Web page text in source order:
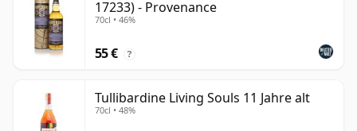
17233) - Provenance
70cl • 46%
55 € ?
Tullibardine Living Souls 11 Jahre alt
70cl • 48%